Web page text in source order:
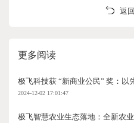
返
更多阅读
极飞科技获 “新商业公民” 奖：
2024-12-02 17:01:47
极飞智慧农业生态落地：全新农